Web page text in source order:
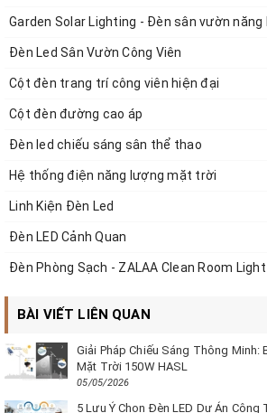
Garden Solar Lighting - Đèn sân vườn
Đèn Led Sân Vườn Công Viên
Cột đèn trang trí công viên hiện đại
Cột đèn đường cao áp
Đèn led chiếu sáng sân thể thao
Hệ thống điện năng lượng mặt trời
Linh Kiện Đèn Led
Đèn LED Cảnh Quan
Đèn Phòng Sạch - ZALAA Clean Room Light
BÀI VIẾT LIÊN QUAN
Giải Pháp Chiếu Sáng Thông Minh:
Mặt Trời 150W HASL
05/05/2026
5 Lưu Ý Chọn Đèn LED Dự Án Công